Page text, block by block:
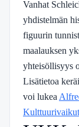
Vanhat
yhdistelmän
figuurin
maalauksen
yhteisöllisyys
Lisätietoa
voi lukea